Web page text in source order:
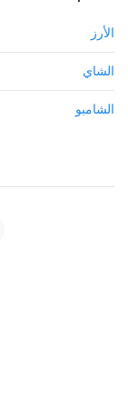
الأرز
الشاي
الشامبو